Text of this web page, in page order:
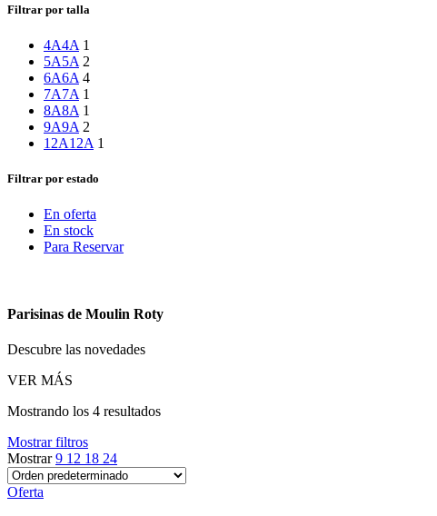
Filtrar por talla
4A4A 1
5A5A 2
6A6A 4
7A7A 1
8A8A 1
9A9A 2
12A12A 1
Filtrar por estado
En oferta
En stock
Para Reservar
Parisinas de Moulin Roty
Descubre las novedades
VER MÁS
Mostrando los 4 resultados
Mostrar filtros
Mostrar9 12 18 24
Oferta